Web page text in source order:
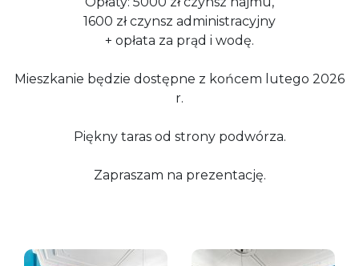
1600 zł czynsz administracyjny
+ opłata za prąd i wodę.
Mieszkanie będzie dostępne z końcem lutego 2026
r.
Piękny taras od strony podwórza.
Zapraszam na prezentację.